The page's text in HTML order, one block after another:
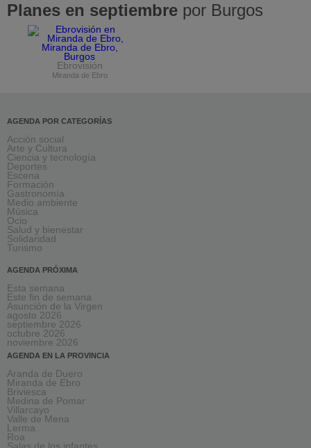
Planes en septiembre por Burgos
Ebrovisión
Miranda de Ebro
AGENDA POR CATEGORÍAS
Acción social
Arte y Cultura
Ciencia y tecnología
Deportes
Escena
Formación
Gastronomía
Medio ambiente
Música
Ocio
Salud y bienestar
Solidaridad
Turismo
AGENDA PRÓXIMA
Esta semana
Este fin de semana
Asunción de la Virgen
agosto 2026
septiembre 2026
octubre 2026
noviembre 2026
AGENDA EN LA PROVINCIA
Aranda de Duero
Miranda de Ebro
Briviesca
Medina de Pomar
Villarcayo
Valle de Mena
Lerma
Roa